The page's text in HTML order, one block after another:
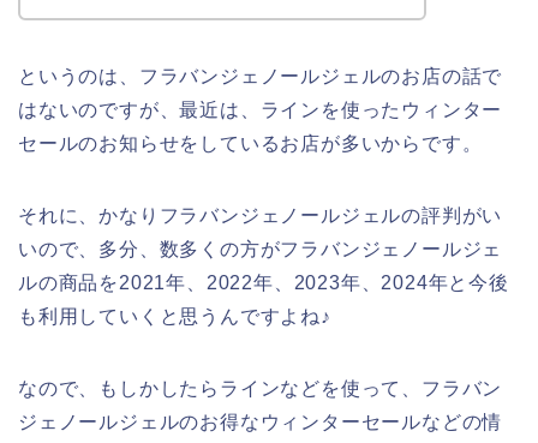
というのは、フラバンジェノールジェルのお店の話で
はないのですが、最近は、ラインを使ったウィンター
セールのお知らせをしているお店が多いからです。
それに、かなりフラバンジェノールジェルの評判がい
いので、多分、数多くの方がフラバンジェノールジェ
ルの商品を2021年、2022年、2023年、2024年と今後
も利用していくと思うんですよね♪
なので、もしかしたらラインなどを使って、フラバン
ジェノールジェルのお得なウィンターセールなどの情